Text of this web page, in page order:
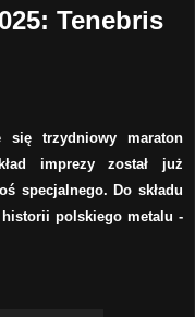
Tenebris
się trzydniowy maraton
imprezy został już
specjalnego. Do składu
polskiego metalu -